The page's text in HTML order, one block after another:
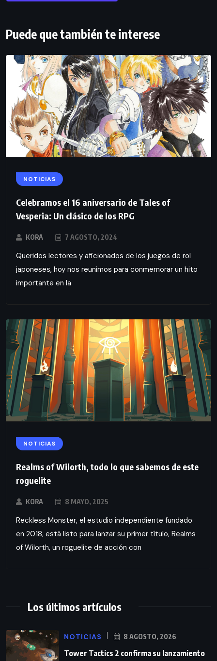
Puede que también te interese
NOTICIAS
Celebramos el 16 aniversario de Tales of
Vesperia: Un clásico de los RPG
KORA 7 AGOSTO, 2024
Queridos lectores y aficionados de los juegos de rol
japoneses, hoy nos reunimos para conmemorar un hito
importante en la
NOTICIAS
Realms of Wilorth, todo lo que sabemos de este
roguelite
KORA 8 MAYO, 2025
Reckless Monster, el estudio independiente fundado
en 2018, está listo para lanzar su primer título, Realms
of Wilorth, un roguelite de acción con
Los últimos artículos
NOTICIAS 8 AGOSTO, 2026
Tower Tactics 2 confirma su lanzamiento